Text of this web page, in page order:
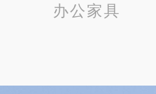
办公家具